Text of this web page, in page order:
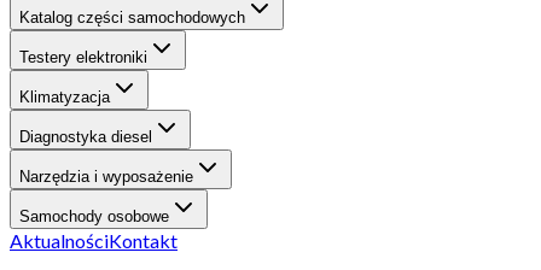
Katalog części samochodowych
Testery elektroniki
Klimatyzacja
Diagnostyka diesel
Narzędzia i wyposażenie
Samochody osobowe
AktualnościKontakt